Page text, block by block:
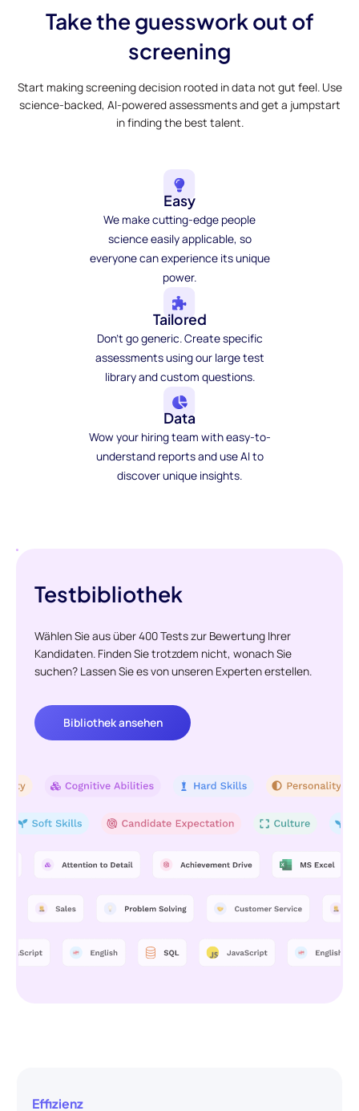
Take the guesswork out of
screening
Start making screening decision rooted in data not gut feel. Use
science-backed, AI-powered assessments and get a jumpstart
in finding the best talent.
Easy
We make cutting-edge people
science easily applicable, so
everyone can experience its unique
power.
Tailored
Don't go generic. Create specific
assessments using our large test
library and custom questions.
Data
Wow your hiring team with easy-to-
understand reports and use AI to
discover unique insights.
Testbibliothek
Wählen Sie aus über 400 Tests zur Bewertung Ihrer
Kandidaten. Finden Sie trotzdem nicht, wonach Sie
suchen? Lassen Sie es von unseren Experten erstellen.
Bibliothek ansehen
Effizienz